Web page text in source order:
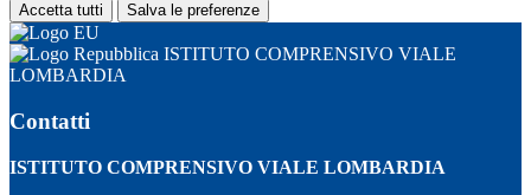
Accetta tutti Salva le preferenze
ISTITUTO COMPRENSIVO VIALE
LOMBARDIA
Contatti
ISTITUTO COMPRENSIVO VIALE LOMBARDIA